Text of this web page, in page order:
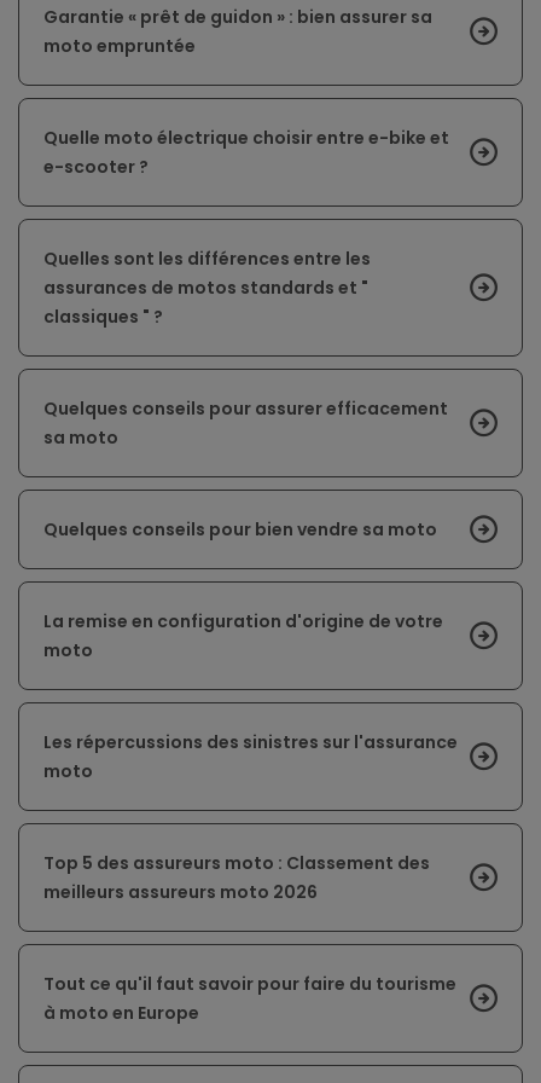
Garantie « prêt de guidon » : bien assurer sa
moto empruntée
Quelle moto électrique choisir entre e-bike et
e-scooter ?
Quelles sont les différences entre les
assurances de motos standards et "
classiques " ?
Quelques conseils pour assurer efficacement
sa moto
Quelques conseils pour bien vendre sa moto
La remise en configuration d'origine de votre
moto
Les répercussions des sinistres sur l'assurance
moto
Top 5 des assureurs moto : Classement des
meilleurs assureurs moto 2026
Tout ce qu'il faut savoir pour faire du tourisme
à moto en Europe